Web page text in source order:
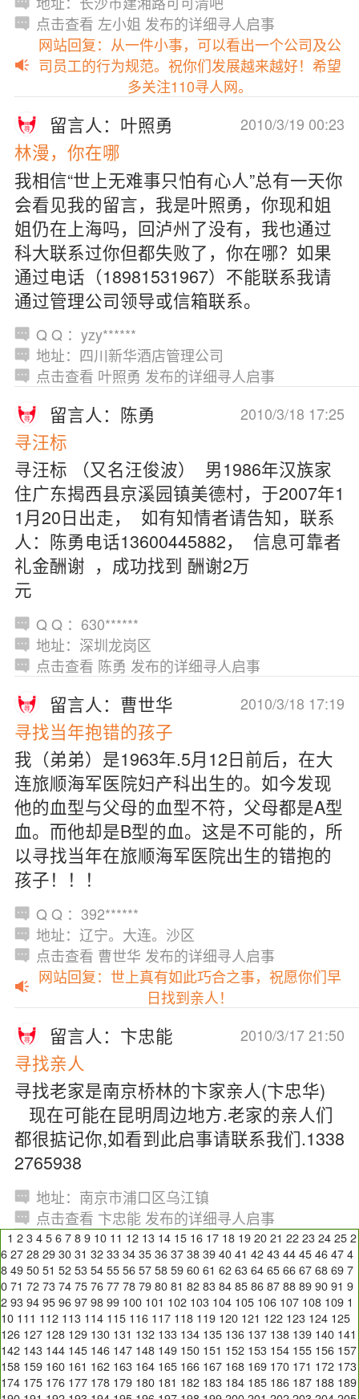
点击查看 左小姐 发布的详细寻人启事
网站回复：从一件小事，可以看出一个公司及公
司员工的行为规范。祝你们发展越来越好！希望
多关注110寻人网。
2010/3/19 00:23
留言人：叶照勇
林漫，你在哪
我相信“世上无难事只怕有心人”总有一天你
会看见我的留言，我是叶照勇，你现和姐
姐仍在上海吗，回泸州了没有，我也通过
科大联系过你但都失败了，你在哪？如果
通过电话（18981531967）不能联系我请
通过管理公司领导或信箱联系。
Q Q ：yzy******
地址：四川新华酒店管理公司
点击查看 叶照勇 发布的详细寻人启事
2010/3/18 17:25
留言人：陈勇
寻汪标
寻汪标 （又名汪俊波） 男1986年汉族家
住广东揭西县京溪园镇美德村，于2007年1
1月20日出走， 如有知情者请告知，联系
人：陈勇电话13600445882， 信息可靠者
礼金酬谢 ，成功找到 酬谢2万
元
Q Q ：630******
地址：深圳龙岗区
点击查看 陈勇 发布的详细寻人启事
2010/3/18 17:19
留言人：曹世华
寻找当年抱错的孩子
我（弟弟）是1963年.5月12日前后，在大
连旅顺海军医院妇产科出生的。如今发现
他的血型与父母的血型不符，父母都是A型
血。而他却是B型的血。这是不可能的，所
以寻找当年在旅顺海军医院出生的错抱的
孩子！！！
Q Q ：392******
地址：辽宁。大连。沙区
点击查看 曹世华 发布的详细寻人启事
网站回复：世上真有如此巧合之事，祝愿你们早
日找到亲人！
2010/3/17 21:50
留言人：卞忠能
寻找亲人
寻找老家是南京桥林的卞家亲人(卞忠华)
现在可能在昆明周边地方.老家的亲人们
都很掂记你,如看到此启事请联系我们.1338
2765938
地址：南京市浦口区乌江镇
点击查看 卞忠能 发布的详细寻人启事
1 2 3 4 5 6 7 8 9 10 11 12 13 14 15 16 17 18 19 20 21 22 23 24 25 2
6 27 28 29 30 31 32 33 34 35 36 37 38 39 40 41 42 43 44 45 46 47 4
8 49 50 51 52 53 54 55 56 57 58 59 60 61 62 63 64 65 66 67 68 69 7
0 71 72 73 74 75 76 77 78 79 80 81 82 83 84 85 86 87 88 89 90 91 9
2 93 94 95 96 97 98 99 100 101 102 103 104 105 106 107 108 109 1
10 111 112 113 114 115 116 117 118 119 120 121 122 123 124 125
126 127 128 129 130 131 132 133 134 135 136 137 138 139 140 141
142 143 144 145 146 147 148 149 150 151 152 153 154 155 156 157
158 159 160 161 162 163 164 165 166 167 168 169 170 171 172 173
174 175 176 177 178 179 180 181 182 183 184 185 186 187 188 189